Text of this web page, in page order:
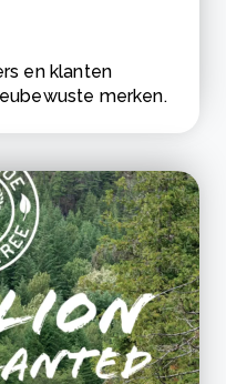
en klanten
merken.